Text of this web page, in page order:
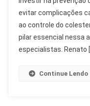
De
evitar complicações
ao controle do
pilar essencial nessa
especialistas. Renato
Continue Lendo